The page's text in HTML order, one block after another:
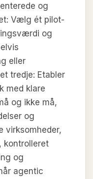
og
Vælg ét pilot-
og
eller
tredje: Etabler
med klare
og ikke må,
og
virksomheder,
kontrolleret
og
agentic